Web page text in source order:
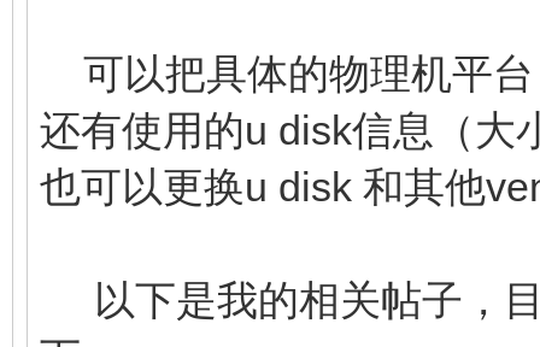
可以把具体的物理机平
还有使用的u disk信息（大
也可以更换u disk 和其他
以下是我的相关帖子，